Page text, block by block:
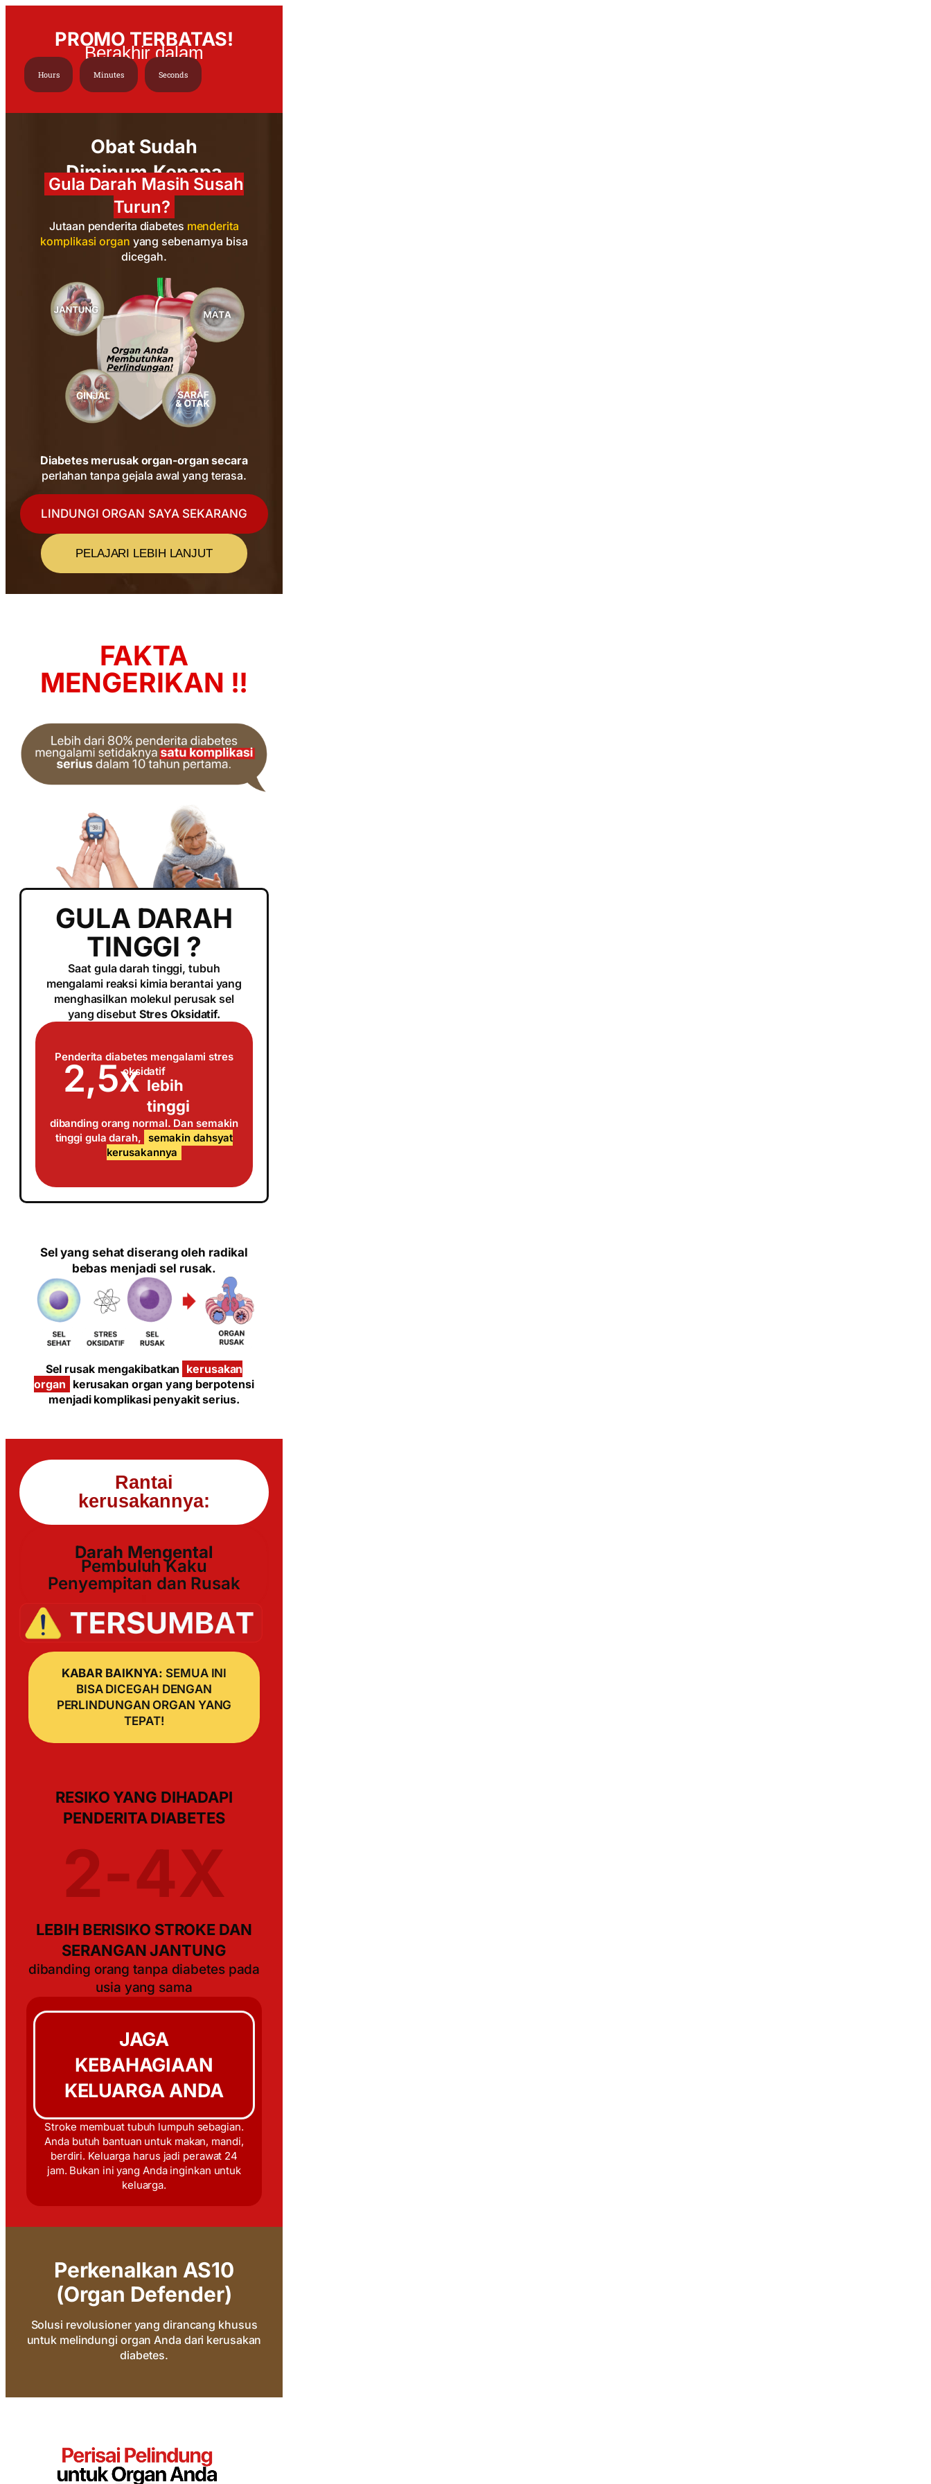
PROMO TERBATAS!
Berakhir dalam
Hours Minutes Seconds
Obat Sudah
Diminum,Kenapa
Gula Darah Masih Susah
Turun?
Jutaan penderita diabetes menderita
komplikasi organ yang sebenarnya bisa
dicegah.
Diabetes merusak organ-organ secara
perlahan tanpa gejala awal yang terasa.
LINDUNGI ORGAN SAYA SEKARANG
PELAJARI LEBIH LANJUT
FAKTA
MENGERIKAN !!
GULA DARAH
TINGGI ?
Saat gula darah tinggi, tubuh
mengalami reaksi kimia berantai yang
menghasilkan molekul perusak sel
yang disebut Stres Oksidatif.
Penderita diabetes mengalami stres
oksidatif
2,5x lebih
tinggi
dibanding orang normal. Dan semakin
tinggi gula darah, semakin dahsyat
kerusakannya
Sel yang sehat diserang oleh radikal
bebas menjadi sel rusak.
Sel rusak mengakibatkan kerusakan
organ kerusakan organ yang berpotensi
menjadi komplikasi penyakit serius.
Rantai
kerusakannya:
Darah Mengental
Pembuluh Kaku
Penyempitan dan Rusak
KABAR BAIKNYA: SEMUA INI
BISA DICEGAH DENGAN
PERLINDUNGAN ORGAN YANG
TEPAT!
RESIKO YANG DIHADAPI
PENDERITA DIABETES
2-4X
LEBIH BERISIKO STROKE DAN
SERANGAN JANTUNG
dibanding orang tanpa diabetes pada
usia yang sama
JAGA
KEBAHAGIAAN
KELUARGA ANDA
Stroke membuat tubuh lumpuh sebagian.
Anda butuh bantuan untuk makan, mandi,
berdiri. Keluarga harus jadi perawat 24
jam. Bukan ini yang Anda inginkan untuk
keluarga.
Perkenalkan AS10
(Organ Defender)
Solusi revolusioner yang dirancang khusus
untuk melindungi organ Anda dari kerusakan
diabetes.